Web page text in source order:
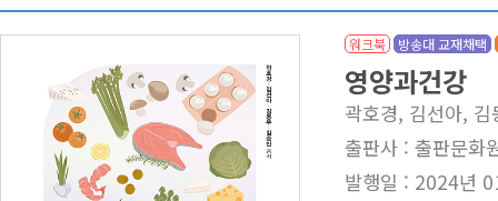
워크북 방송대 교재채택
영양과건강
곽호경, 김선아,
출판사 : 출판문화
발행일 : 2024년